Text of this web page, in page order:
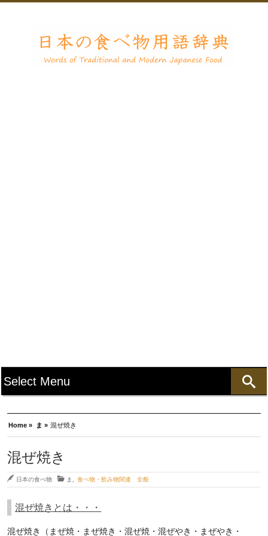
Home » ま » 混ぜ焼き
混ぜ焼き
日本の食べ物 ま 食べ物・飲み物関連 全般
混ぜ焼きとは・・・
混ぜ焼き（まぜ焼・まぜ焼き・混ぜ焼・混ぜやき・まぜやき・